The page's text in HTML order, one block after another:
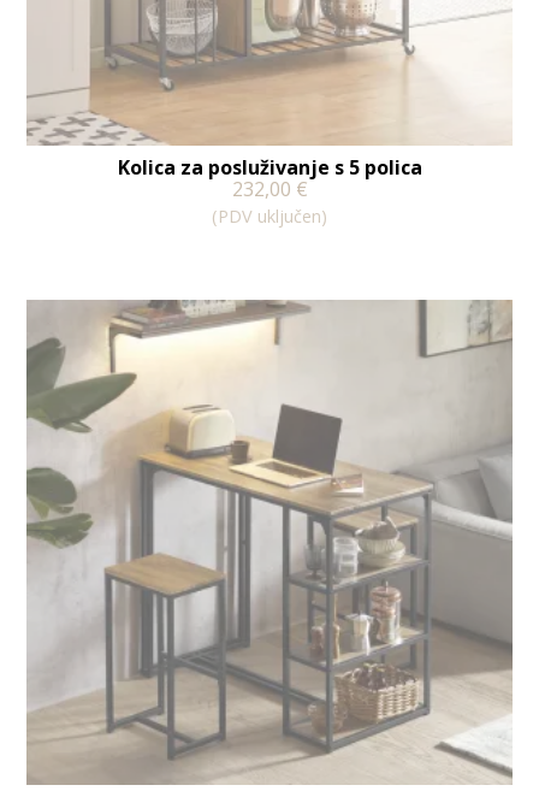
Kolica za posluživanje s 5 polica
232,00 €
(PDV uključen)